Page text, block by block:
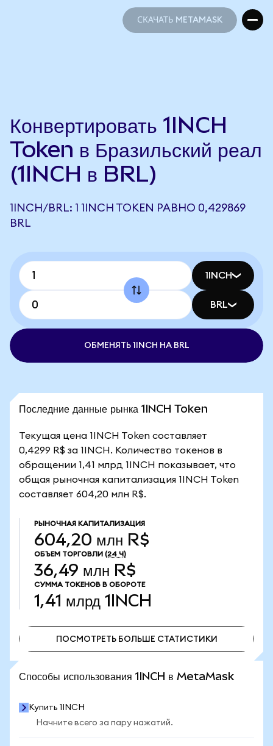
СКАЧАТЬ METAMASK
Конвертировать 1INCH
Token в Бразильский реал
(1INCH в BRL)
1INCH/BRL: 1 1INCH TOKEN РАВНО 0,429869
BRL
1INCH
BRL
ОБМЕНЯТЬ 1INCH НА BRL
Последние данные рынка 1INCH Token
Текущая цена 1INCH Token составляет
0,4299 R$ за 1INCH. Количество токенов в
обращении 1,41 млрд 1INCH показывает, что
общая рыночная капитализация 1INCH Token
составляет 604,20 млн R$.
РЫНОЧНАЯ КАПИТАЛИЗАЦИЯ
604,20 млн R$
ОБЪЕМ ТОРГОВЛИ (24 Ч)
36,49 млн R$
СУММА ТОКЕНОВ В ОБОРОТЕ
1,41 млрд 1INCH
ПОСМОТРЕТЬ БОЛЬШЕ СТАТИСТИКИ
Способы использования 1INCH в MetaMask
Купить 1INCH
Начните всего за пару нажатий.